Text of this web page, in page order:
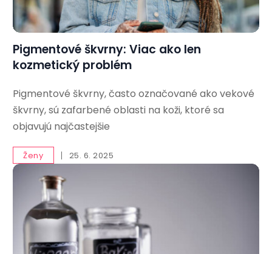
Pigmentové škvrny: Viac ako len
kozmetický problém
Pigmentové škvrny, často označované ako vekové
škvrny, sú zafarbené oblasti na koži, ktoré sa
objavujú najčastejšie
Ženy 25. 6. 2025